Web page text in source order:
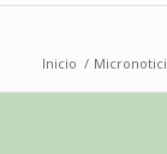
Inicio /